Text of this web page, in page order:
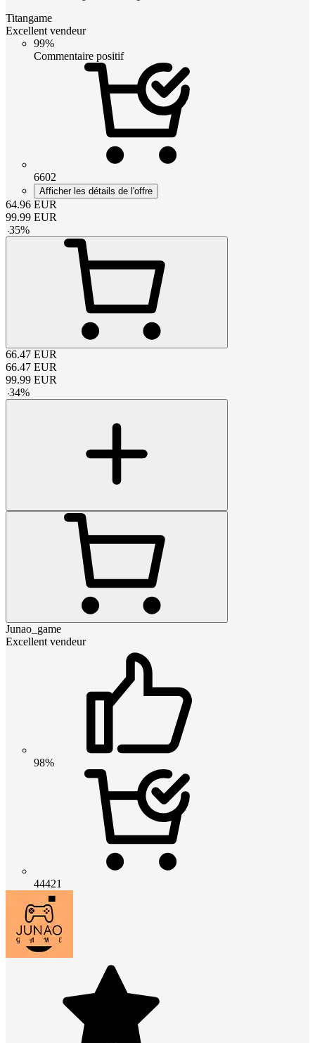
Titangame
Excellent vendeur
99%
Commentaire positif
6602
Afficher les détails de l'offre
64.96 EUR
99.99 EUR
-35%
66.47 EUR
66.47 EUR
99.99 EUR
-34%
Junao_game
Excellent vendeur
98%
44421